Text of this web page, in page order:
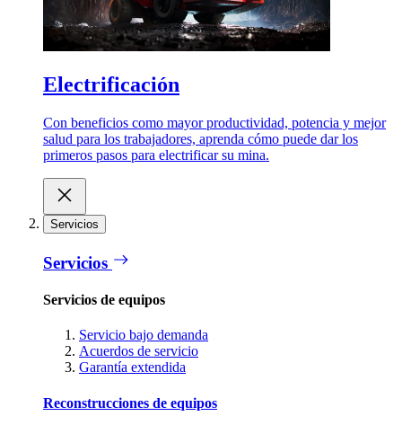
Electrificación
Con beneficios como mayor productividad, potencia y mejor
salud para los trabajadores, aprenda cómo puede dar los
primeros pasos para electrificar su mina.
Servicios
Servicios
Servicios de equipos
Servicio bajo demanda
Acuerdos de servicio
Garantía extendida
Reconstrucciones de equipos